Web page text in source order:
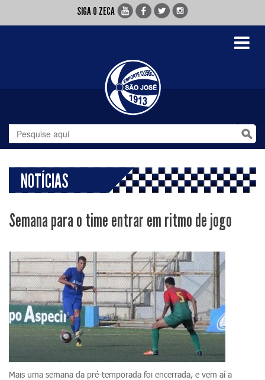
SIGA O ZECA
Toggle
NOTÍCIAS
Semana para o time entrar em ritmo de jogo
Mais uma semana da pré-temporada foi encerrada, e vem aí a